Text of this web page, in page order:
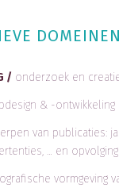
DOMEINEN
/ onderzoek en
& -ontwikkeling
van publicaties:
… en
vormgeving